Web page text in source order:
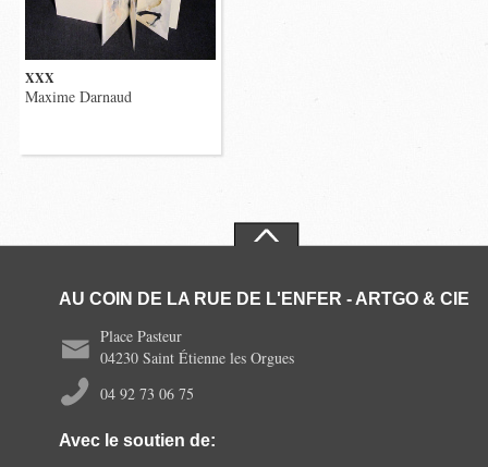
XXX
Maxime Darnaud
AU COIN DE LA RUE DE L'ENFER - ARTGO & CIE
Place Pasteur
04230 Saint Étienne les Orgues
04 92 73 06 75
Avec le soutien de: